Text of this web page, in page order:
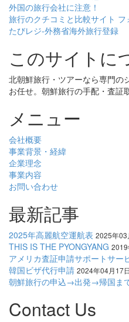
外国の旅行会社に注意！
旅行のクチコミと比較サイト
たびレジ-外務省海外旅行登録
このサイトに
北朝鮮旅行・ツアーなら専門の
お任せ。朝鮮旅行の手配・査証
メニュー
会社概要
事業背景・経緯
企業理念
事業内容
お問い合わせ
最新記事
2025年高麗航空運航表 2025年03
THIS IS THE PYONGYANG 2019
アメリカ査証申請サポートサー
韓国ビザ代行申請 2024年04月17日
朝鮮旅行の申込→出発→帰国ま
Contact Us